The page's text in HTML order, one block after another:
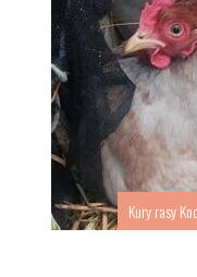
Kury rasy